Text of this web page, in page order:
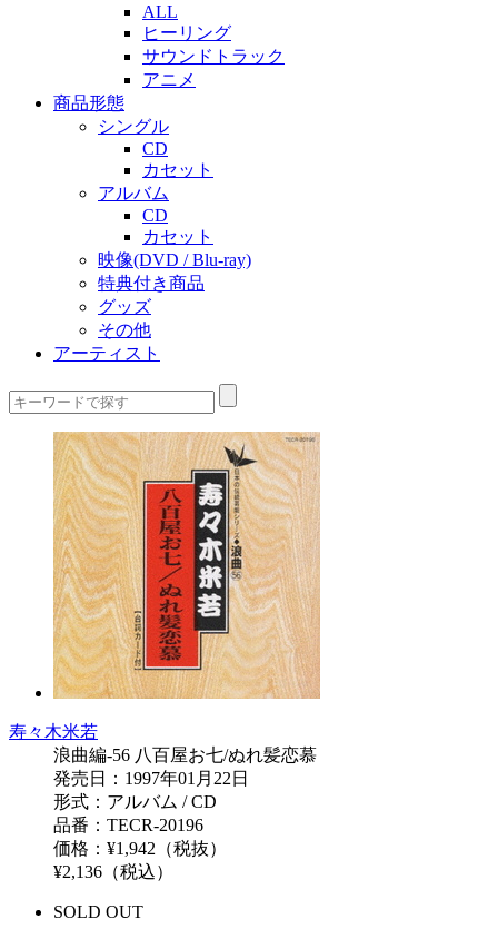
ALL
ヒーリング
サウンドトラック
アニメ
商品形態
シングル
CD
カセット
アルバム
CD
カセット
映像(DVD / Blu-ray)
特典付き商品
グッズ
その他
アーティスト
寿々木米若
浪曲編-56 八百屋お七/ぬれ髪恋慕
発売日：1997年01月22日
形式：アルバム / CD
品番：TECR-20196
価格：¥1,942（税抜）
¥2,136（税込）
SOLD OUT